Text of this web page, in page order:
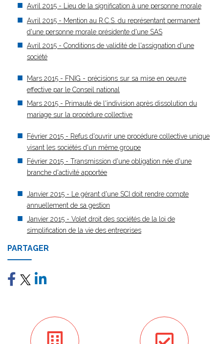
Avril 2015 - Lieu de la signification à une personne morale
Avril 2015 - Mention au R.C.S. du représentant permanent
d'une personne morale présidente d'une SAS
Avril 2015 - Conditions de validité de l'assignation d'une
société
Mars 2015 - FNIG - précisions sur sa mise en oeuvre
effective par le Conseil national
Mars 2015 - Primauté de l'indivision après dissolution du
mariage sur la procédure collective
Février 2015 - Refus d'ouvrir une procédure collective unique
visant les sociétés d'un même groupe
Février 2015 - Transmission d'une obligation née d'une
branche d'activité apportée
Janvier 2015 - Le gérant d'une SCI doit rendre compte
annuellement de sa gestion
Janvier 2015 - Volet droit des sociétés de la loi de
simplification de la vie des entreprises
PARTAGER